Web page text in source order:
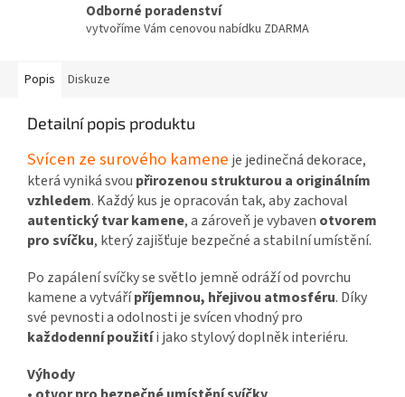
Odborné poradenství
vytvoříme Vám cenovou nabídku ZDARMA
Popis Diskuze
Detailní popis produktu
Svícen ze surového kamene je jedinečná dekorace,
která vyniká svou přirozenou strukturou a originálním
vzhledem. Každý kus je opracován tak, aby zachoval
autentický tvar kamene, a zároveň je vybaven otvorem
pro svíčku, který zajišťuje bezpečné a stabilní umístění.
Po zapálení svíčky se světlo jemně odráží od povrchu
kamene a vytvářípříjemnou, hřejivou atmosféru. Díky
své pevnosti a odolnosti je svícen vhodný pro
každodenní použitíi jako stylový doplněk interiéru.
Výhody